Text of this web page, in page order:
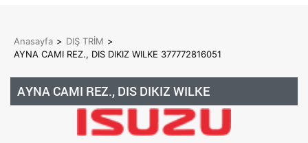
Anasayfa > DIŞ TRİM >
AYNA CAMI REZ., DIS DIKIZ WILKE 377772816051
AYNA CAMI REZ., DIS DIKIZ WILKE